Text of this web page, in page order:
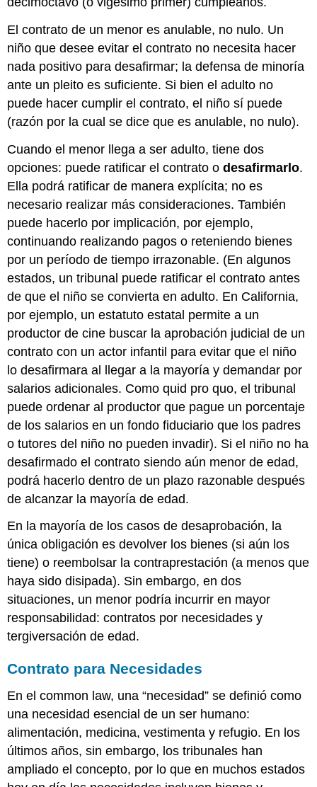
El contrato de un menor es anulable, no nulo. Un
niño que desee evitar el contrato no necesita hacer
nada positivo para desafirmar; la defensa de minoría
ante un pleito es suficiente. Si bien el adulto no
puede hacer cumplir el contrato, el niño sí puede
(razón por la cual se dice que es anulable, no nulo).
Cuando el menor llega a ser adulto, tiene dos
opciones: puede ratificar el contrato odesafirmarlo.
Ella podrá ratificar de manera explícita; no es
necesario realizar más consideraciones. También
puede hacerlo por implicación, por ejemplo,
continuando realizando pagos o reteniendo bienes
por un período de tiempo irrazonable. (En algunos
estados, un tribunal puede ratificar el contrato antes
de que el niño se convierta en adulto. En California,
por ejemplo, un estatuto estatal permite a un
productor de cine buscar la aprobación judicial de un
contrato con un actor infantil para evitar que el niño
lo desafirmara al llegar a la mayoría y demandar por
salarios adicionales. Como quid pro quo, el tribunal
puede ordenar al productor que pague un porcentaje
de los salarios en un fondo fiduciario que los padres
o tutores del niño no pueden invadir). Si el niño no ha
desafirmado el contrato siendo aún menor de edad,
podrá hacerlo dentro de un plazo razonable después
de alcanzar la mayoría de edad.
En la mayoría de los casos de desaprobación, la
única obligación es devolver los bienes (si aún los
tiene) o reembolsar la contraprestación (a menos que
haya sido disipada). Sin embargo, en dos
situaciones, un menor podría incurrir en mayor
responsabilidad: contratos por necesidades y
tergiversación de edad.
Contrato para Necesidades
En el common law, una “necesidad” se definió como
una necesidad esencial de un ser humano:
alimentación, medicina, vestimenta y refugio. En los
últimos años, sin embargo, los tribunales han
ampliado el concepto, por lo que en muchos estados